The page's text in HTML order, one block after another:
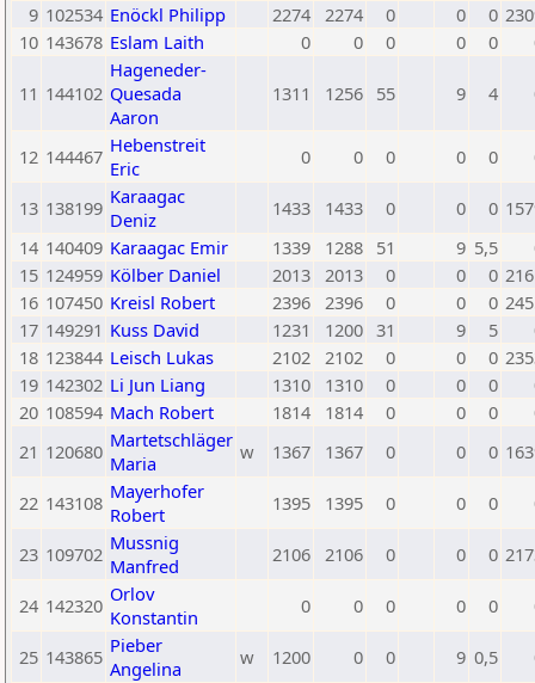
9 102534 Enöckl Philipp 2274 2274 0 0 0
10 143678 Eslam Laith 0 0 0 0 0
11 144102
Hageneder-
Quesada
Aaron
1311 1256 55 9 4
12 144467 Hebenstreit
Eric
0 0 0 0 0
13 138199 Karaagac
Deniz
1433 1433 0 0 0
14 140409 Karaagac Emir 1339 1288 51 9 5,5
15 124959 Kölber Daniel 2013 2013 0 0 0
16 107450 Kreisl Robert 2396 2396 0 0 0
17 149291 Kuss David 1231 1200 31 9 5
18 123844 Leisch Lukas 2102 2102 0 0 0
19 142302 Li Jun Liang 1310 1310 0 0 0
20 108594 Mach Robert 1814 1814 0 0 0
21 120680 Martetschläger
Maria
w 1367 1367 0 0 0
22 143108 Mayerhofer
Robert
1395 1395 0 0 0
23 109702 Mussnig
Manfred
2106 2106 0 0 0
24 142320 Orlov
Konstantin
0 0 0 0 0
25 143865 Pieber
Angelina
w 1200 0 0 9 0,5